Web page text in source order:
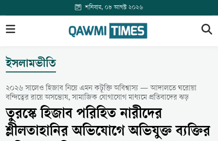
শনিবার, ০৮ আগস্ট ২০২৬
ইসলামভীতি
২০২৬ সালেও হিজাব নিয়ে এমন কটূক্তি অবিশ্বাস্য — আদালতে ঘরোয়া
বন্দিত্বের রায়ে অসন্তোষ, সামাজিক যোগাযোগ মাধ্যমে প্রতিবাদের ঝড়
তুরস্কে হিজাব পরিহিত নারীদের
শ্লীলতাহানির অভিযোগে অভিযুক্ত ব্যক্তির